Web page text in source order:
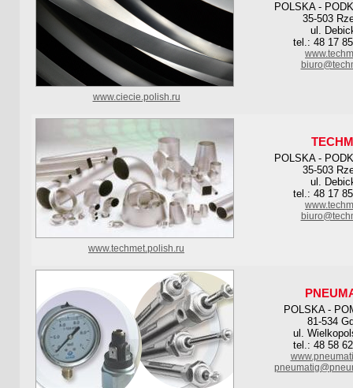
POLSKA -
35-503
ul.
tel.: 48 17
www.ciecie.polish.ru
POLSKA -
35-503
ul.
tel.: 48 17
www.techmet.polish.ru
POLSKA -
81-534
ul.
tel.: 48 58